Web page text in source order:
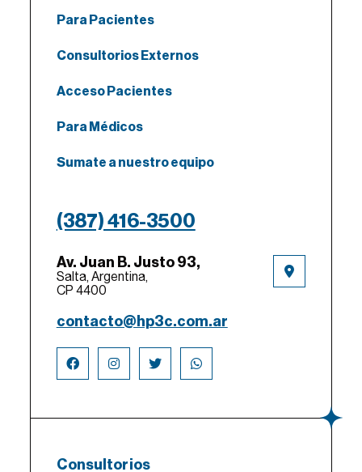
Para Pacientes
Consultorios Externos
Acceso Pacientes
Para Médicos
Sumate a nuestro equipo
(387) 416-3500
Av. Juan B. Justo 93,
Salta, Argentina,
CP 4400
contacto@hp3c.com.ar
Consultorios